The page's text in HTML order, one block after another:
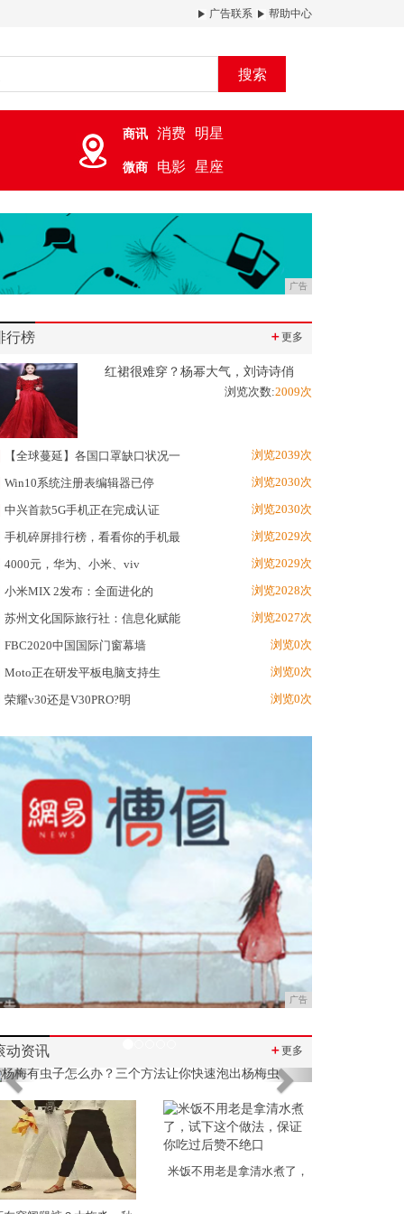
广告联系 帮助中心
搜索
商讯 消费 明星
微商 电影 星座
广告
行榜 ＋更多
红裙很难穿？杨幂大气，刘诗诗俏
浏览次数:2009次
【全球蔓延】各国口罩缺口状况一 浏览2039次
Win10系统注册表编辑器已停 浏览2030次
中兴首款5G手机正在完成认证 浏览2030次
手机碎屏排行榜，看看你的手机最 浏览2029次
4000元，华为、小米、viv 浏览2029次
小米MIX 2发布：全面进化的 浏览2028次
苏州文化国际旅行社：信息化赋能 浏览2027次
FBC2020中国国际门窗幕墙 浏览0次
Moto正在研发平板电脑支持生 浏览0次
荣耀v30还是V30PRO?明 浏览0次
广告
动资讯 ＋更多
Previous Next
米饭不用老是拿清水煮了，